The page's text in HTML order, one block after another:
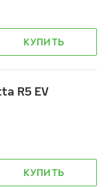
КУПИТЬ
R5 EV
КУПИТЬ